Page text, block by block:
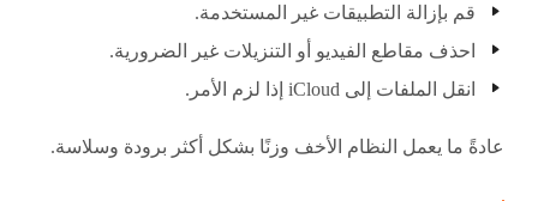
قم بإزالة التطبيقات غير المستخدمة.
احذف مقاطع الفيديو أو التنزيلات غير الضرورية.
انقل الملفات إلى iCloud إذا لزم الأمر.
عادةً ما يعمل النظام الأخف وزنًا بشكل أكثر برودة وسلاسة.